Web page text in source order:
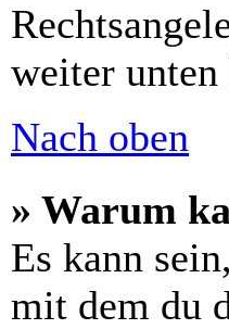
weiter unten
Nach oben
» Warum
Es kann
mit dem du